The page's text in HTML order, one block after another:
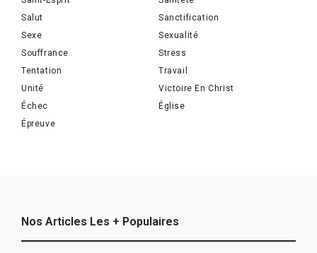
Salut
Sanctification
Sexe
Sexualité
Souffrance
Stress
Tentation
Travail
Unité
Victoire En Christ
Échec
Église
Épreuve
Nos Articles Les + Populaires